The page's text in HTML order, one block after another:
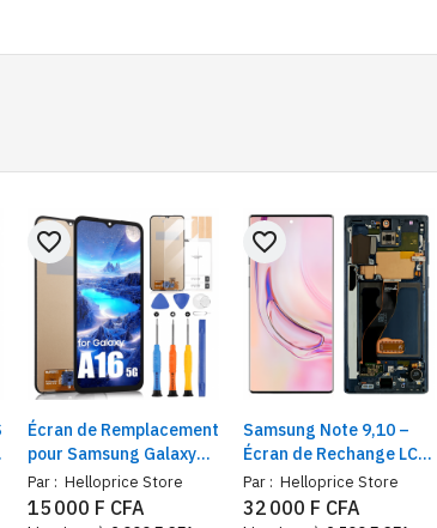
Écran de Remplacement
pour Samsung Galaxy
A16 5G – Compatible
SM-A166B / SM-A166P /
Par : Helloprice Store
favorite_border
15 000 F CFA
Samsung Note 9,10 –
Écran de Rechange LCD
avec Cadre + Kit de
Réparation Inclus
Par : Helloprice Store
favorite_border
32 000 F CFA